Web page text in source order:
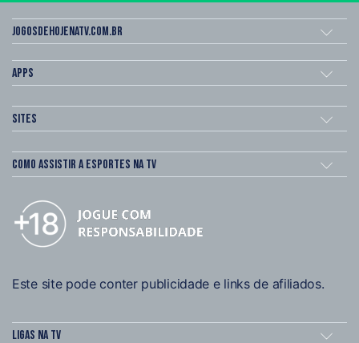
Jogosdehojenatv.com.br
Apps
Sites
Como assistir a esportes na TV
Este site pode conter publicidade e links de afiliados.
Ligas na TV